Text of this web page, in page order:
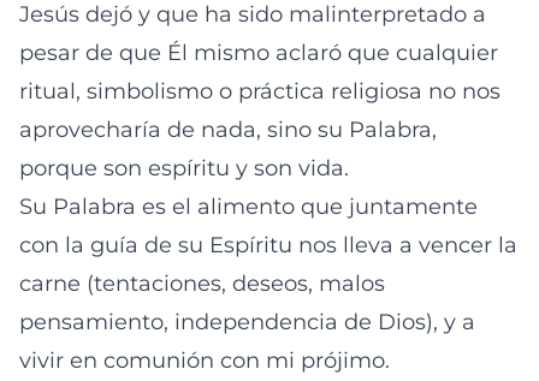
Jesús dejó y que ha sido malinterpretado a
pesar de que Él mismo aclaró que cualquier
ritual, simbolismo o práctica religiosa no nos
aprovecharía de nada, sino su Palabra,
porque son espíritu y son vida.
Su Palabra es el alimento que juntamente
con la guía de su Espíritu nos lleva a vencer la
carne (tentaciones, deseos, malos
pensamiento, independencia de Dios), y a
vivir en comunión con mi prójimo.